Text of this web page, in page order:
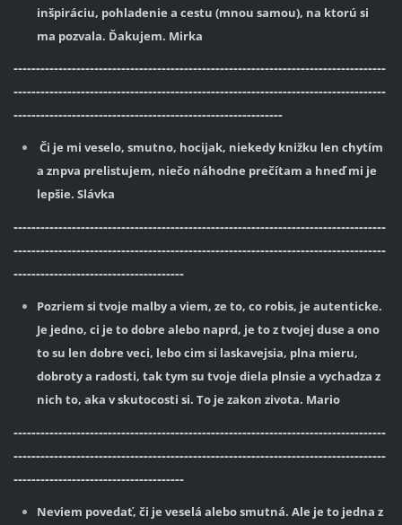
inšpiráciu, pohladenie a cestu (mnou samou), na ktorú si
ma pozvala. Ďakujem. Mirka
-----------------------------------------------------------------------------------
-----------------------------------------------------------------------------------
------------------------------------------------------------
Či je mi veselo, smutno, hocijak, niekedy knižku len chytím
a znpva prelistujem, niečo náhodne prečítam a hneď mi je
lepšie. Slávka
-----------------------------------------------------------------------------------
-----------------------------------------------------------------------------------
--------------------------------------
Pozriem si tvoje malby a viem, ze to, co robis, je autenticke.
Je jedno, ci je to dobre alebo naprd, je to z tvojej duse a ono
to su len dobre veci, lebo cim si laskavejsia, plna mieru,
dobroty a radosti, tak tym su tvoje diela plnsie a vychadza z
nich to, aka v skutocosti si. To je zakon zivota. Mario
-----------------------------------------------------------------------------------
-----------------------------------------------------------------------------------
--------------------------------------
Neviem povedať, či je veselá alebo smutná. Ale je to jedna z